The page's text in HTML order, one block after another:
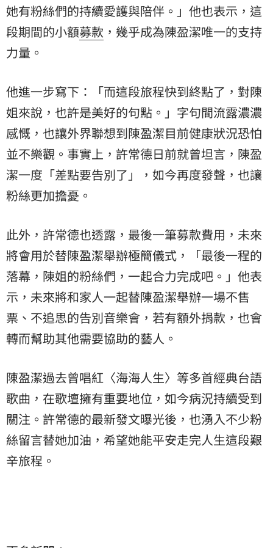
她有粉絲們的持續愛護與陪伴。」他也表示，這
段期間的小額募款 ，幾乎成為陳盈潔唯一的支持
力量。
他進一步寫下：「而這段旅程快到終點了，對陳
姐來說，也許是美好的句點。」字句間流露濃濃
感慨，也讓外界聯想到陳盈潔目前健康狀況恐怕
並不樂觀。事實上，許常德日前就曾坦言，陳盈
潔一度「差點要告別了」，如今再度發聲，也讓
粉絲更加擔憂。
此外，許常德也透露，最後一筆募款費用，未來
將會用於替陳盈潔舉辦極簡儀式，「最後一程的
落幕，陳姐的粉絲們，一起合力完成吧。」他表
示，未來將和家人一起替陳盈潔舉辦一場不售
票、不追思的告別音樂會，若有額外捐款，也會
轉而幫助其他需要協助的藝人。
陳盈潔過去曾唱紅〈海海人生〉等多首經典台語
歌曲，在歌壇擁有重要地位，如今病況持續受到
關注。許常德的最新發文曝光後，也湧入不少粉
絲留言替她加油，希望她能平安走完人生這段艱
辛旅程。